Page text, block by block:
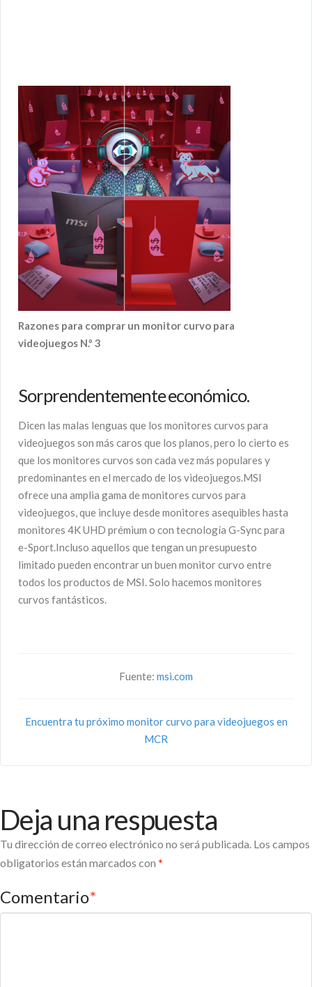
Razones para comprar un monitor curvo para
videojuegos N.º 3
Sorprendentemente económico.
Dicen las malas lenguas que los monitores curvos para
videojuegos son más caros que los planos, pero lo cierto es
que los monitores curvos son cada vez más populares y
predominantes en el mercado de los videojuegos.MSI
ofrece una amplia gama de monitores curvos para
videojuegos, que incluye desde monitores asequibles hasta
monitores 4K UHD prémium o con tecnología G-Sync para
e-Sport.Incluso aquellos que tengan un presupuesto
limitado pueden encontrar un buen monitor curvo entre
todos los productos de MSI. Solo hacemos monitores
curvos fantásticos.
Fuente: msi.com
Encuentra tu próximo monitor curvo para videojuegos en
MCR
Deja una respuesta
Tu dirección de correo electrónico no será publicada. Los campos
obligatorios están marcados con *
Comentario*